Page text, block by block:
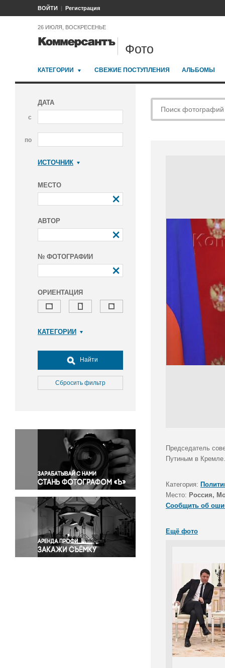
ВОЙТИ Регистрация
26 ИЮЛЯ, ВОСКРЕСЕНЬЕ
Фото
КАТЕГОРИИ СВЕЖИЕ ПОСТУПЛЕНИЯ АЛЬБОМЫ
ДАТА
с
по
ИСТОЧНИК
МЕСТО
АВТОР
№ ФОТОГРАФИИ
ОРИЕНТАЦИЯ
КАТЕГОРИИ
Досуг, туризм и отдых
Культура
Медицина
Окружающая среда
Политика
Правосудие
Происшествия и конфликты
Религия
Светская жизнь
Спорт
Экология
Экономика и бизнес
Найти
Сбросить фильтр
Председатель
Путиным в Кремле.
Категория:
Место: Россия,
Сообщить об
Ещё фото